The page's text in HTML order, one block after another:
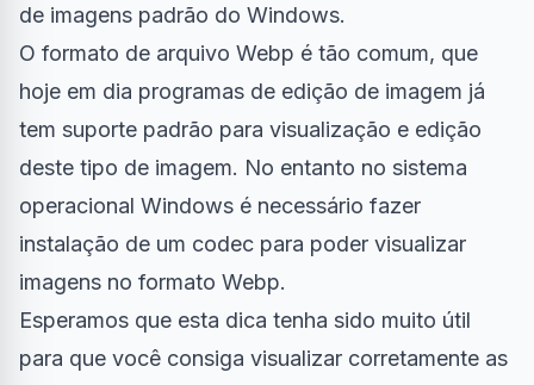
de imagens padrão do Windows.
O formato de arquivo Webp é tão comum, que
hoje em dia programas de edição de imagem já
tem suporte padrão para visualização e edição
deste tipo de imagem. No entanto no sistema
operacional Windows é necessário fazer
instalação de um codec para poder visualizar
imagens no formato Webp.
Esperamos que esta dica tenha sido muito útil
para que você consiga visualizar corretamente as